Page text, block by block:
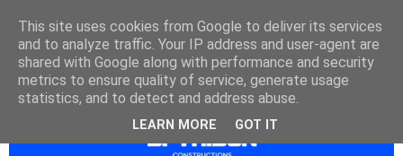
This site uses cookies from Google to deliver its services
and to analyze traffic. Your IP address and user-agent are
shared with Google along with performance and security
metrics to ensure quality of service, generate usage
statistics, and to detect and address abuse.
LEARN MORE GOT IT